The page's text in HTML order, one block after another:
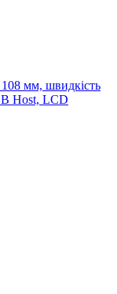
мм, швидкість
Host, LCD